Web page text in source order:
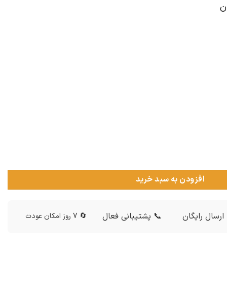
افزودن به سبد خرید
رایگان 📞 پشتیبانی فعال 🔄 7 روز امکان عودت